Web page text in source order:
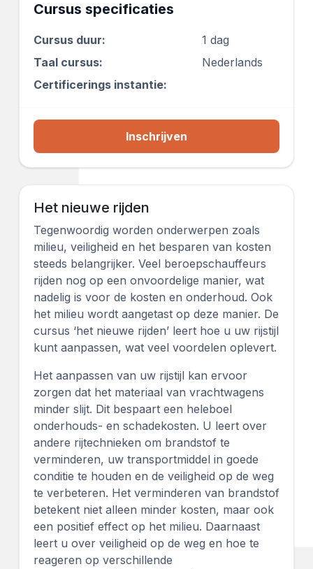
Cursus specificaties
Cursus duur:
1 dag
Taal cursus:
Nederlands
Certificerings instantie:
Inschrijven
Het nieuwe rijden
Tegenwoordig worden onderwerpen zoals
milieu, veiligheid en het besparen van kosten
steeds belangrijker. Veel beroepschauffeurs
rijden nog op een onvoordelige manier, wat
nadelig is voor de kosten en onderhoud. Ook
het milieu wordt aangetast op deze manier. De
cursus ‘het nieuwe rijden’ leert hoe u uw rijstijl
kunt aanpassen, wat veel voordelen oplevert.
Het aanpassen van uw rijstijl kan ervoor
zorgen dat het materiaal van vrachtwagens
minder slijt. Dit bespaart een heleboel
onderhouds- en schadekosten. U leert over
andere rijtechnieken om brandstof te
verminderen, uw transportmiddel in goede
conditie te houden en de veiligheid op de weg
te verbeteren. Het verminderen van brandstof
betekent niet alleen minder kosten, maar ook
een positief effect op het milieu. Daarnaast
leert u over veiligheid op de weg en hoe te
reageren op verschillende